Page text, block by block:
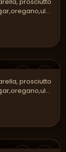
prosciutto